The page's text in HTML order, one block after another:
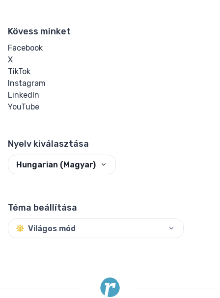
Kövess minket
Facebook
X
TikTok
Instagram
LinkedIn
YouTube
Nyelv kiválasztása
Hungarian (Magyar)
Téma beállítása
Világos mód